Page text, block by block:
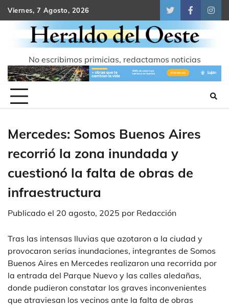
Skip
to
content
Viernes, 7 Agosto, 2026
TwitterFacebook
No escribimos primicias, redactamos noticias
Mercedes: Somos Buenos Aires
recorrió la zona inundada y
cuestionó la falta de obras de
infraestructura
Publicado el 20 agosto, 2025 por Redacción
Tras las intensas lluvias que azotaron a la ciudad y
provocaron serias inundaciones, integrantes de Somos
Buenos Aires en Mercedes realizaron una recorrida por
la entrada del Parque Nuevo y las calles aledañas,
donde pudieron constatar los graves inconvenientes
que atraviesan los vecinos ante la falta de obras